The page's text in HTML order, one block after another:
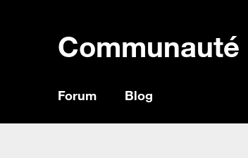
Communauté
Forum Blog